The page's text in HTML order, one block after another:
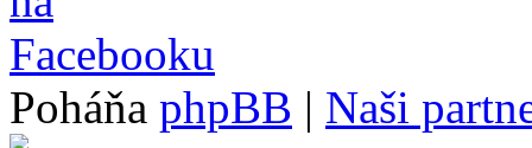
Poháňa phpBB | Naši